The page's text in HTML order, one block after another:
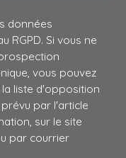
données
RGPD. Si vous ne
vous pouvez
liste d'opposition
par l'article
sur le site
par courrier